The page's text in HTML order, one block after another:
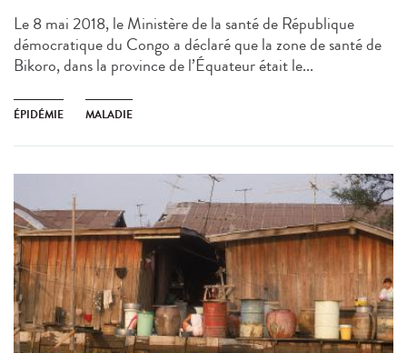
Le 8 mai 2018, le Ministère de la santé de République
démocratique du Congo a déclaré que la zone de santé de
Bikoro, dans la province de l’Équateur était le...
ÉPIDÉMIE MALADIE